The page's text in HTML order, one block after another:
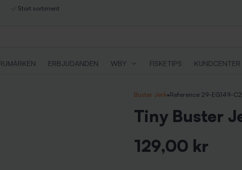
Stort sortiment
ERBJUDANDEN WBY FISKETIPS KUNDCENTER
Buster Jerk•Reference 29-EG149-
Tiny Buster
129,00 kr